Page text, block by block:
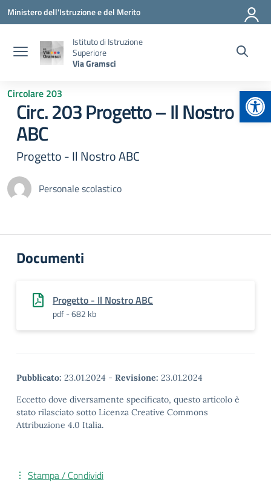
Vai ai contenuti
Vai al menu di navigazione
Vai al footer
Ministero dell'Istruzione e del Merito
Istituto di Istruzione
Superiore
Via Gramsci
Circolare 203
Circ. 203 Progetto – Il Nostro
ABC
Progetto - Il Nostro ABC
Personale scolastico
Documenti
Progetto - Il Nostro ABC
pdf - 682 kb
Pubblicato: 23.01.2024 - Revisione: 23.01.2024
Eccetto dove diversamente specificato, questo articolo è
stato rilasciato sotto Licenza Creative Commons
Attribuzione 4.0 Italia.
Stampa / Condividi